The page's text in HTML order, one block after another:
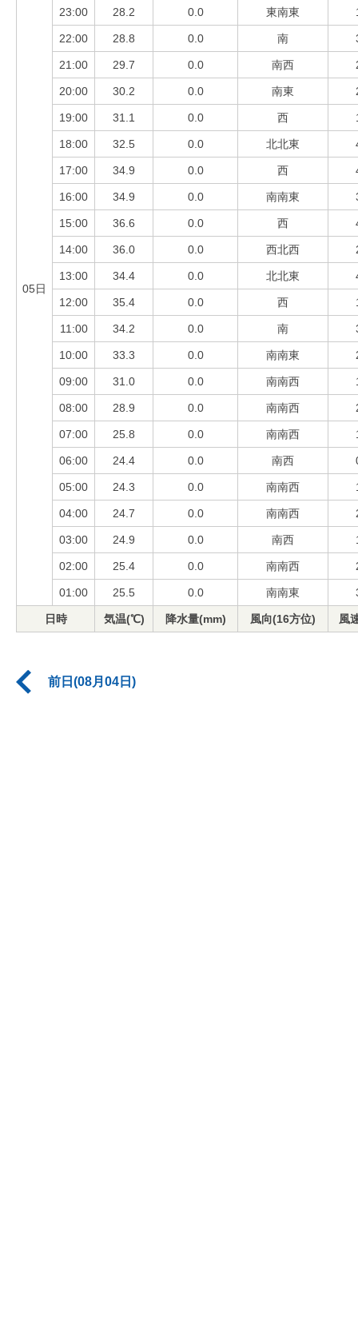
05日
23:00 28.2 0.0 東南東
22:00 28.8 0.0 南
21:00 29.7 0.0 南西
20:00 30.2 0.0 南東
19:00 31.1 0.0 西
18:00 32.5 0.0 北北東
17:00 34.9 0.0 西
16:00 34.9 0.0 南南東
15:00 36.6 0.0 西
14:00 36.0 0.0 西北西
13:00 34.4 0.0 北北東
12:00 35.4 0.0 西
11:00 34.2 0.0 南
10:00 33.3 0.0 南南東
09:00 31.0 0.0 南南西
08:00 28.9 0.0 南南西
07:00 25.8 0.0 南南西
06:00 24.4 0.0 南西
05:00 24.3 0.0 南南西
04:00 24.7 0.0 南南西
03:00 24.9 0.0 南西
02:00 25.4 0.0 南南西
01:00 25.5 0.0 南南東
日時 気温(℃) 降水量(mm) 風向(16方位) 風
前日(08月04日)